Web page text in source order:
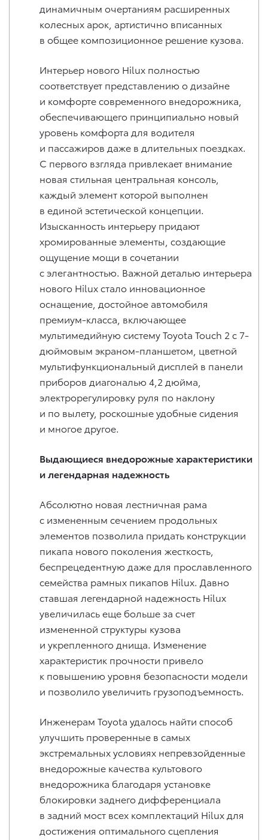
динамичным очертаниям расширенных
колесных арок, артистично вписанных
в общее композиционное решение кузова.
Интерьер нового Hilux полностью
соответствует представлению о дизайне
и комфорте современного внедорожника,
обеспечивающего принципиально новый
уровень комфорта для водителя
и пассажиров даже в длительных поездках.
С первого взгляда привлекает внимание
новая стильная центральная консоль,
каждый элемент которой выполнен
в единой эстетической концепции.
Изысканность интерьеру придают
хромированные элементы, создающие
ощущение мощи в сочетании
с элегантностью. Важной деталью интерьера
нового Hilux стало инновационное
оснащение, достойное автомобиля
премиум-класса, включающее
мультимедийную систему Toyota Touch 2 с 7-
дюймовым экраном-планшетом, цветной
мультифункциональный дисплей в панели
приборов диагональю 4,2 дюйма,
электрорегулировку руля по наклону
и по вылету, роскошные удобные сидения
и многое другое.
Выдающиеся внедорожные характеристики
и легендарная надежность
Абсолютно новая лестничная рама
с измененным сечением продольных
элементов позволила придать конструкции
пикапа нового поколения жесткость,
беспрецедентную даже для прославленного
семейства рамных пикапов Hilux. Давно
ставшая легендарной надежность Hilux
увеличилась еще больше за счет
измененной структуры кузова
и укрепленного днища. Изменение
характеристик прочности привело
к повышению уровня безопасности модели
и позволило увеличить грузоподъемность.
Инженерам Toyota удалось найти способ
улучшить проверенные в самых
экстремальных условиях непревзойденные
внедорожные качества культового
внедорожника благодаря установке
блокировки заднего дифференциала
в задний мост всех комплектаций Hilux для
достижения оптимального сцепления